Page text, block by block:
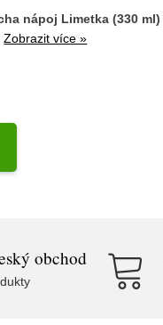
nápoj Limetka (330 ml)
Zobrazit více »
obchod